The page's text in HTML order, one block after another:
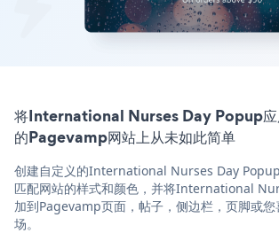
将International Nurses Day Popup应
的Pagevamp网站上从未如此简单
创建自定义的International Nurses Day
匹配网站的样式和颜色，并将International
加到Pagevamp页面，帖子，侧边栏，页脚或
场。